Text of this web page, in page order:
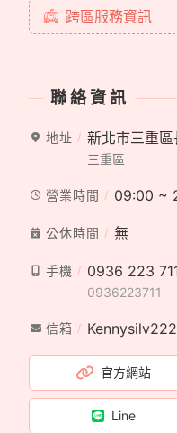
跨區服務資訊
聯絡資訊
地址 新北市三重
三重區
營業時間 09:00 ~
公休時間 無
手機 0936 223
0936223711
信箱
官方網站
Line